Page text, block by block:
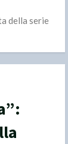
della serie